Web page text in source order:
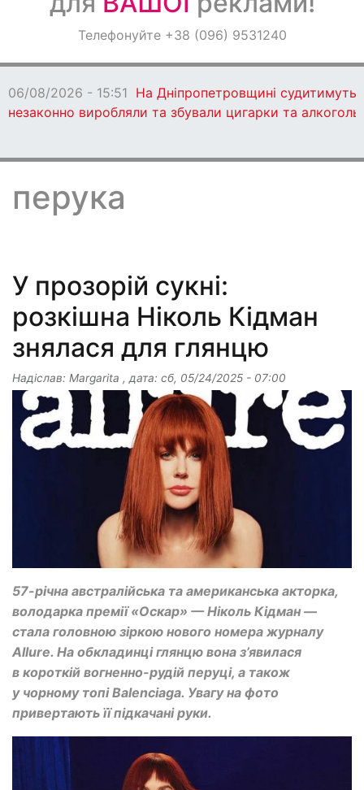
ОголошенняТелефонуйте +38 (096) 9531240
06/08/2026 - 15:51 На Дніпропетровщині судитимуть
незаконно виробляли та збували цигарки та алкоголь
перука
У прозорій сукні:
розкішна Ніколь Кідман
знялася для глянцю
Надіслав: Margarita , дата: сб, 05/24/2025 - 07:00
57-річна австралійська та американська акторка,
володарка премії «Оскар» — Ніколь Кідман —
стала головною зіркою нового номера журналу
Allure. На обкладинці глянцю вона з’явилася
в короткій вогненно-рудій перуці, а також
у чорному топі Balenciaga. Увагу на фото
привертають її підкачані руки.